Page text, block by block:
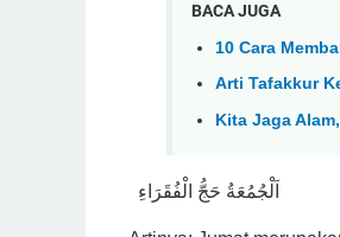
BACA JUGA
10 Cara
Arti Tafakkur
Kita Jaga